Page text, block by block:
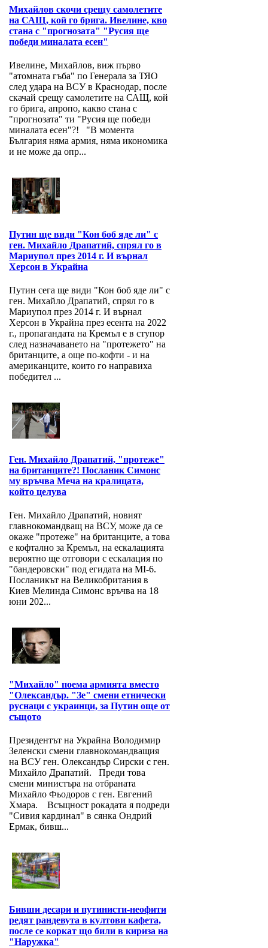
Михайлов скочи срещу самолетите
на САЩ, кой го брига. Ивелине, кво
стана с "прогнозата" "Русия ще
победи миналата есен"
Ивелине, Михайлов, виж първо
"атомната гъба" по Генерала за ТЯО
след удара на ВСУ в Краснодар, после
скачай срещу самолетите на САЩ, кой
го брига, апропо, какво стана с
"прогнозата" ти "Русия ще победи
миналата есен"?! "В момента
България няма армия, няма икономика
и не може да опр...
Путин ще види "Кон боб яде ли" с
ген. Михайло Драпатий, спрял го в
Мариупол през 2014 г. И върнал
Херсон в Украйна
Путин сега ще види "Кон боб яде ли" с
ген. Михайло Драпатий, спрял го в
Мариупол през 2014 г. И върнал
Херсон в Украйна през есента на 2022
г., пропагандата на Кремъл е в ступор
след назначаването на "протежето" на
британците, а още по-кофти - и на
американците, които го направиха
победител ...
Ген. Михайло Драпатий, "протеже"
на британците?! Посланик Симонс
му връчва Меча на кралицата,
който целува
Ген. Михайло Драпатий, новият
главнокомандващ на ВСУ, може да се
окаже "протеже" на британците, а това
е кофтално за Кремъл, на ескалацията
вероятно ще отговори с ескалация по
"бандеровски" под егидата на MI-6.
Посланикът на Великобритания в
Киев Мелинда Симонс връчва на 18
юни 202...
"Михайло" поема армията вместо
"Олександър. "Зе" смени етнически
руснаци с украинци, за Путин още от
същото
Президентът на Украйна Володимир
Зеленски смени главнокомандващия
на ВСУ ген. Олександър Сирски с ген.
Михайло Драпатий. Преди това
смени министъра на отбраната
Михайло Фьодоров с ген. Евгений
Хмара. Всъщност рокадата я подреди
"Сивия кардинал" в сянка Ондрий
Ермак, бивш...
Бивши десари и путинисти-неофити
редят рандевута в култови кафета,
после се коркат що били в кириза на
"Наружка"